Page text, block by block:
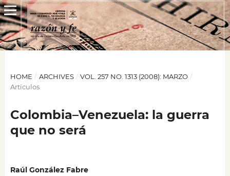
HOME / ARCHIVES / VOL. 257 NO. 1313 (2008): MARZO /
Artículos
Colombia–Venezuela: la guerra
que no será
Raúl González Fabre